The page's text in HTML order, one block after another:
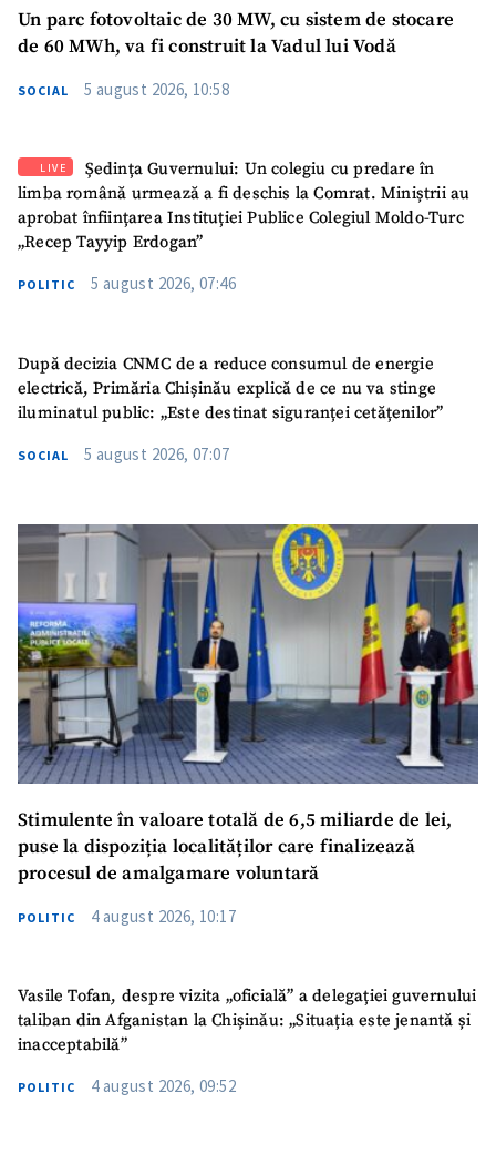
Un parc fotovoltaic de 30 MW, cu sistem de stocare
de 60 MWh, va fi construit la Vadul lui Vodă
SOCIAL 5 august 2026, 10:58
LIVE
Ședința Guvernului: Un colegiu cu predare în
limba română urmează a fi deschis la Comrat. Miniștrii au
aprobat înființarea Instituției Publice Colegiul Moldo-Turc
„Recep Tayyip Erdogan”
POLITIC 5 august 2026, 07:46
După decizia CNMC de a reduce consumul de energie
electrică, Primăria Chișinău explică de ce nu va stinge
iluminatul public: „Este destinat siguranței cetățenilor”
SOCIAL 5 august 2026, 07:07
Stimulente în valoare totală de 6,5 miliarde de lei,
puse la dispoziția localităților care finalizează
procesul de amalgamare voluntară
POLITIC 4 august 2026, 10:17
Vasile Tofan, despre vizita „oficială” a delegației guvernului
taliban din Afganistan la Chișinău: „Situația este jenantă și
inacceptabilă”
POLITIC 4 august 2026, 09:52